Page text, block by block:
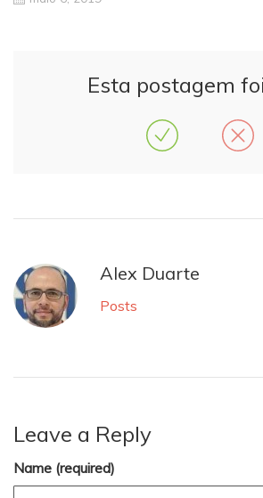
Esta postagem
Alex Duarte
Posts
Leave a Reply
Name (required)